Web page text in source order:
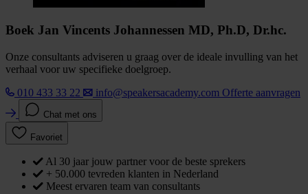
Boek Jan Vincents Johannessen MD, Ph.D, Dr.hc.
Onze consultants adviseren u graag over de ideale invulling van het
verhaal voor uw specifieke doelgroep.
010 433 33 22
info@speakersacademy.com Offerte aanvragen
Chat met ons
Favoriet
Al 30 jaar jouw partner voor de beste sprekers
+ 50.000 tevreden klanten in Nederland
Meest ervaren team van consultants